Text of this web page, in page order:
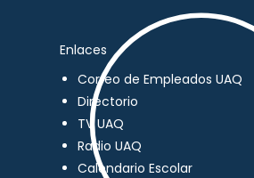
Enlaces
Correo de Empleados UAQ
Directorio
TV UAQ
Radio UAQ
Calendario Escolar